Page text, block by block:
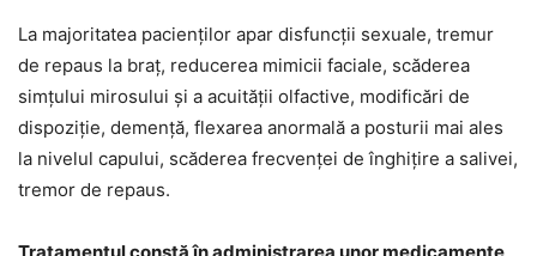
La majoritatea pacienților apar disfuncții sexuale, tremur
de repaus la braț, reducerea mimicii faciale, scăderea
simțului mirosului și a acuității olfactive, modificări de
dispoziție, demență, flexarea anormală a posturii mai ales
la nivelul capului, scăderea frecvenței de înghițire a salivei,
tremor de repaus.
Tratamentul constă în administrarea unor medicamente